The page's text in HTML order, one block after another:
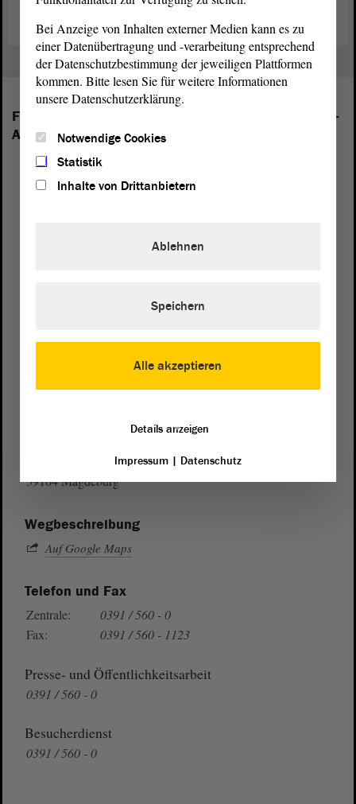
Folgende Fraktionen sind im Landtag von Sachsen-
Anhalt vertreten:
39104 Magdeburg
Wegbeschreibung
Auf Google Maps
Telefon und Fax
Zentrale:
0391 / 560 - 0
Fax:
0391 / 560 - 1123
Presse- und Öffentlichkeitsarbeit
0391 / 560 - 0
Besucherdienst
0391 / 560 - 0
Bei Anzeige von Inhalten externer Medien kann es zu
einer Datenübertragung und -verarbeitung entsprechend
der Datenschutzbestimmung der jeweiligen Plattformen
kommen. Bitte lesen Sie für weitere Informationen
unsere Datenschutzerklärung.
Notwendige Cookies
Statistik
Inhalte von Drittanbietern
Alle akzeptieren
Ablehnen
Speichern
Details anzeigen
Impressum| Datenschutz